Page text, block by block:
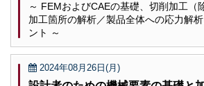
～ FEMおよびCAEの基礎、切削加工（
加工箇所の解析／製品全体への応力解
ント ～
2024年08月26日(月)